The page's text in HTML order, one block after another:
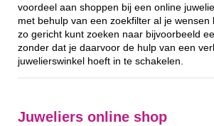
voordeel aan shoppen bij een online
met behulp van een zoekfilter al je wensen
zo gericht kunt zoeken naar bijvoorbeeld
zonder dat je daarvoor de hulp van een
juwelierswinkel hoeft in te schakelen.
Juweliers online shop